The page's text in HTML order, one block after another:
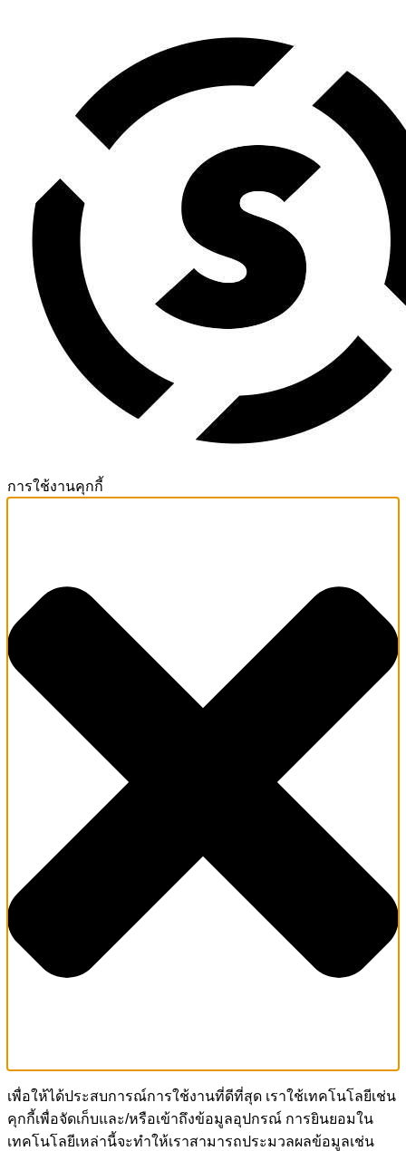
การใช้งานคุกกี้
เพื่อให้ได้ประสบการณ์การใช้งานที่ดีที่สุด เราใช้เทคโนโลยีเช่น
คุกกี้เพื่อจัดเก็บและ/หรือเข้าถึงข้อมูลอุปกรณ์ การยินยอมใน
เทคโนโลยีเหล่านี้จะทำให้เราสามารถประมวลผลข้อมูลเช่น